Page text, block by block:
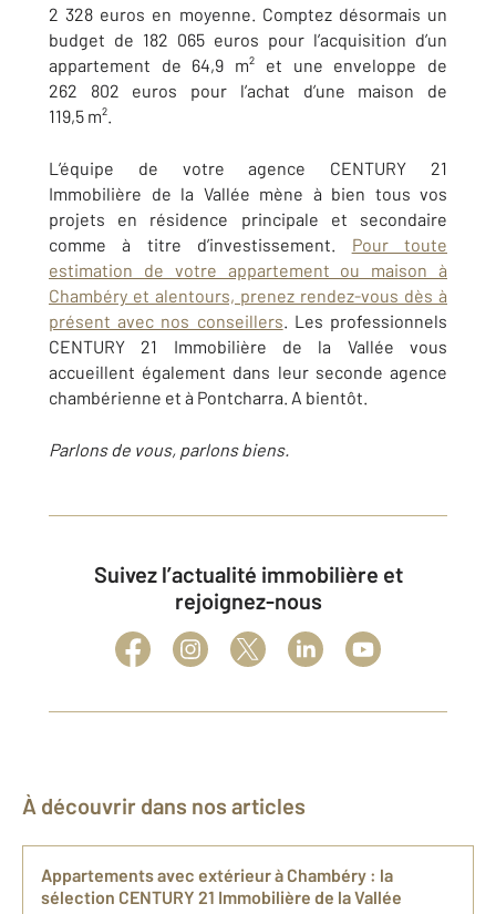
2 328 euros en moyenne. Comptez désormais un
budget de 182 065 euros pour l’acquisition d’un
appartement de 64,9 m² et une enveloppe de
262 802 euros pour l’achat d’une maison de
119,5 m².
L’équipe de votre agence CENTURY 21
Immobilière de la Vallée mène à bien tous vos
projets en résidence principale et secondaire
comme à titre d’investissement. Pour toute
estimation de votre appartement ou maison à
Chambéry et alentours, prenez rendez-vous dès à
présent avec nos conseillers. Les professionnels
CENTURY 21 Immobilière de la Vallée vous
accueillent également dans leur seconde agence
chambérienne et à Pontcharra. A bientôt.
Parlons de vous, parlons biens.
Suivez l’actualité immobilière et
rejoignez-nous
À découvrir dans nos articles
Appartements avec extérieur à Chambéry : la
sélection CENTURY 21 Immobilière de la Vallée